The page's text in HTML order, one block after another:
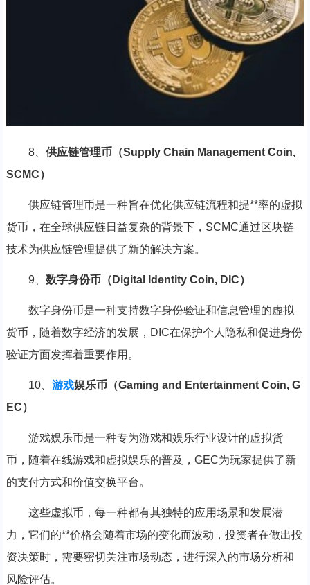
8、 供应链管理币（Supply Chain Management Coin,
SCMC）
供应链管理币是一种旨在优化供应链流程和提**率的虚拟
货币，在全球供应链日益复杂的背景下，SCMC通过区块链
技术为供应链管理提供了新的解决方案。
9、 数字身份币（Digital Identity Coin, DIC）
数字身份币是一种支持数字身份验证和信息管理的虚拟
货币，随着数字经济的发展，DIC在保护个人隐私和促进身份
验证方面发挥着重要作用。
10、 游戏娱乐币（Gaming and Entertainment Coin, G
EC）
游戏娱乐币是一种专为游戏和娱乐行业设计的虚拟货
币，随着在线游戏和虚拟娱乐的普及，GEC为玩家提供了新
的支付方式和价值交换平台。
这些虚拟币，每一种都有其独特的应用场景和发展潜
力，它们的**价格会随着市场的变化而波动，投资者在做出投
资决策时，需要密切关注市场动态，进行深入的市场分析和
风险评估。